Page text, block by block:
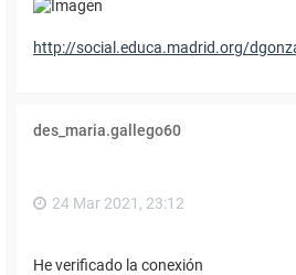
http://social.educa.madrid.org/
des_maria.gallego60
24 Mar 2021, 23:12
He verificado la conexión